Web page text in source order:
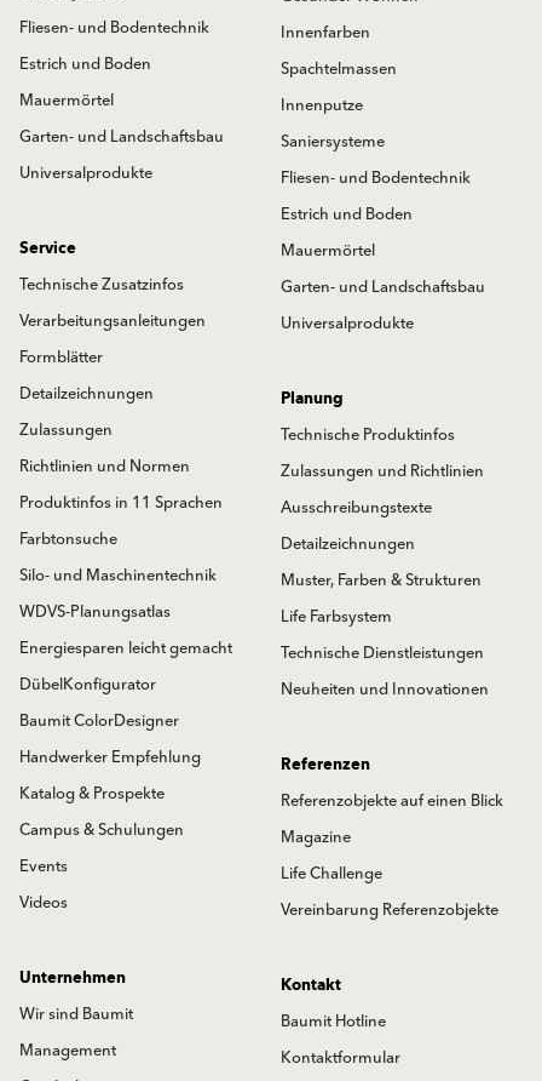
Fliesen- und Bodentechnik
Estrich und Boden
Mauermörtel
Garten- und Landschaftsbau
Universalprodukte
Innenfarben
Spachtelmassen
Innenputze
Saniersysteme
Fliesen- und Bodentechnik
Estrich und Boden
Mauermörtel
Garten- und Landschaftsbau
Universalprodukte
Service
Technische Zusatzinfos
Verarbeitungsanleitungen
Formblätter
Detailzeichnungen
Zulassungen
Richtlinien und Normen
Produktinfos in 11 Sprachen
Farbtonsuche
Silo- und Maschinentechnik
WDVS-Planungsatlas
Energiesparen leicht gemacht
DübelKonfigurator
Baumit ColorDesigner
Handwerker Empfehlung
Katalog & Prospekte
Campus & Schulungen
Events
Videos
Planung
Technische Produktinfos
Zulassungen und Richtlinien
Ausschreibungstexte
Detailzeichnungen
Muster, Farben & Strukturen
Life Farbsystem
Technische Dienstleistungen
Neuheiten und Innovationen
Referenzen
Referenzobjekte auf einen Blick
Magazine
Life Challenge
Vereinbarung Referenzobjekte
Unternehmen
Wir sind Baumit
Management
Kontakt
Baumit Hotline
Kontaktformular